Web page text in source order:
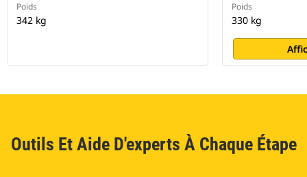
Poids
342 kg
Poids
330 kg
Outils Et Aide D'experts À Chaque Étape